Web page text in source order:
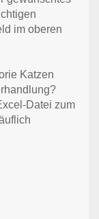
im oberen
Katzen
Datei zum